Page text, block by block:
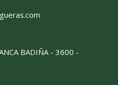
BADIÑA - 3600 -